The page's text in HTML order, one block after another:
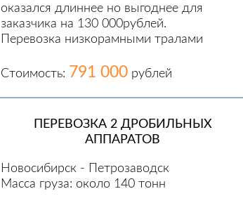
оказался длиннее но выгоднее для
заказчика на 130 000рублей.
Перевозка низкорамными тралами
Стоимость: 791 000 рублей
ПЕРЕВОЗКА 2 ДРОБИЛЬНЫХ
АППАРАТОВ
Новосибирск - Петрозаводск
Масса груза: около 140 тонн